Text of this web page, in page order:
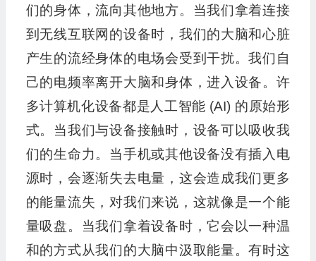
们的身体，流向其他地方。当我们拿着连接
到无线互联网的设备时，我们的大脑和心脏
产生的流经身体的电场会受到干扰。我们自
己的电频率离开大脑和身体，进入设备。许
多计算机化设备都是人工智能 (AI) 的原始形
式。当我们与设备接触时，设备可以吸收我
们的生命力。当手机或其他设备没有插入电
源时，会逐渐失去电量，这会造成我们更多
的能量流失，对我们来说，这就像是一个能
量吸盘。当我们拿着设备时，它会以一种温
和的方式从我们的大脑中汲取能量。有时这